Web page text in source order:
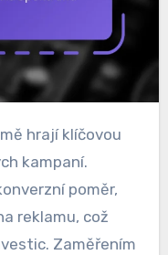
kampaní.
poměr,
reklamu, což
Zaměřením